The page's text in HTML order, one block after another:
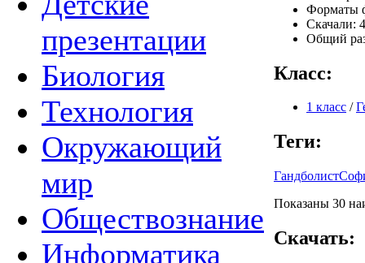
презентации
Биология
Технология
Окружающий
мир
Обществознание
Информатика
Форматы
Скачали:
Общий
Класс:
1 класс /
Теги:
Гандболист
Показаны 30
Скачать: